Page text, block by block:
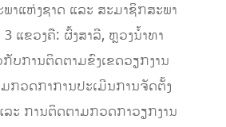
າແຫ່ງຊາດ ແລະ ສະມາຊິກສະພາ
ແຂວງຄື: ຜົ້ງສາລີ, ຫຼວງນ້ຳທາ
ບການຕິດຕາມຂົງເຂດວຽກງານ
ກວດກາການປະເມີນການຈັດຕັ້ງ
ະ ການຕິດຕາມກວດກາວຽກງານ